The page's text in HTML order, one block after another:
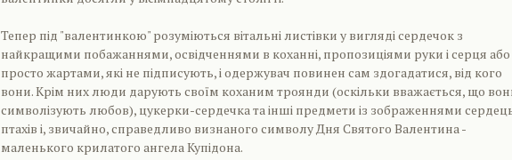
Тепер під "валентинкою" розуміються вітальні листівки у вигляді сердечок з
найкращими побажаннями, освідченнями в коханні, пропозиціями руки і серця або
просто жартами, які не підписують, і одержувач повинен сам здогадатися, від кого
вони. Крім них люди дарують своїм коханим троянди (оскільки вважається, що
символізують любов), цукерки-сердечка та інші предмети із зображеннями
птахів і, звичайно, справедливо визнаного символу Дня Святого Валентина -
маленького крилатого ангела Купідона.